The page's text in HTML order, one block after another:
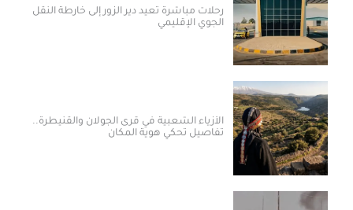
رحلات مباشرة تعيد دير الزور إلى خارطة النقل
الجوي الإقليمي
الأزياء الشعبية في قرى الجولان والقنيطرة..
تفاصيل تحكي هوية المكان